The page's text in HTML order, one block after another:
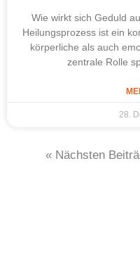
Wie wirkt sich Geduld
Heilungsprozess ist ein
körperliche als auch
zentrale Rolle
28.
« Nächsten